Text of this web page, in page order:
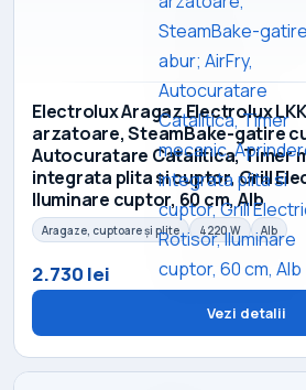
Electrolux Aragaz Electrolux
arzatoare, SteamBake-gatire
Autocuratare Catalitica, Timer
integrata plita si cuptor, Grill
Iluminare cuptor, 60 cm, Alb
Aragaze, cuptoare și plite 4220 W Alb
2.730 lei
Vezi detalii